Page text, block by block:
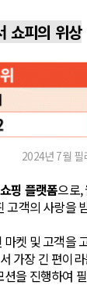
쇼피의 위상
2024년 7월
핑 플랫폼으로,
고객의 사랑을
마켓 및 고객을
가장 긴 편이
을 진행하여